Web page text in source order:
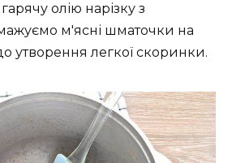
олію нарізку з
м'ясні шматочки на
утворення легкої скоринки.